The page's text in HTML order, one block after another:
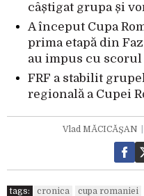
câștigat grupa și
A început Cupa
prima etapă din
au impus cu scorul
FRF a stabilit
regională a Cupei
Vlad MĂCICĂȘAN
tags: cronica cupa romaniei